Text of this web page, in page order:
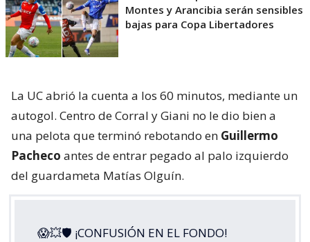
Montes y Arancibia serán sensibles
bajas para Copa Libertadores
La UC abrió la cuenta a los 60 minutos, mediante un
autogol. Centro de Corral y Giani no le dio bien a
una pelota que terminó rebotando en Guillermo
Pacheco antes de entrar pegado al palo izquierdo
del guardameta Matías Olguín.
😱💥🛡 ¡CONFUSIÓN EN EL FONDO!